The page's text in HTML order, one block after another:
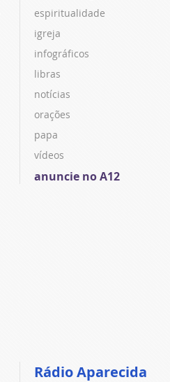
espiritualidade
igreja
infográficos
libras
notícias
orações
papa
vídeos
anuncie no A12
Rádio Aparecida